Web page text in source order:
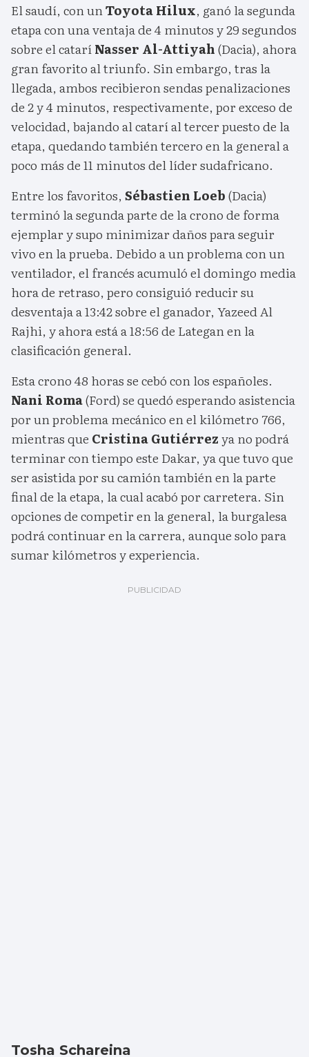
El saudí, con unToyota Hilux, ganó la segunda
etapa con una ventaja de 4 minutos y 29 segundos
sobre el cataríNasser Al-Attiyah(Dacia), ahora
gran favorito al triunfo. Sin embargo, tras la
llegada, ambos recibieron sendas penalizaciones
de 2 y 4 minutos, respectivamente, por exceso de
velocidad, bajando al catarí al tercer puesto de la
etapa, quedando también tercero en la general a
poco más de 11 minutos del líder sudafricano.
Entre los favoritos, Sébastien Loeb(Dacia)
terminó la segunda parte de la crono de forma
ejemplar y supo minimizar daños para seguir
vivo en la prueba. Debido a un problema con un
ventilador, el francés acumuló el domingo media
hora de retraso, pero consiguió reducir su
desventaja a 13:42 sobre el ganador, Yazeed Al
Rajhi, y ahora está a 18:56 de Lategan en la
clasificación general.
Esta crono 48 horas se cebó con los españoles.
Nani Roma(Ford) se quedó esperando asistencia
por un problema mecánico en el kilómetro 766,
mientras que Cristina Gutiérrezya no podrá
terminar con tiempo este Dakar, ya que tuvo que
ser asistida por su camión también en la parte
final de la etapa, la cual acabó por carretera. Sin
opciones de competir en la general, la burgalesa
podrá continuar en la carrera, aunque solo para
sumar kilómetros y experiencia.
Tosha Schareina